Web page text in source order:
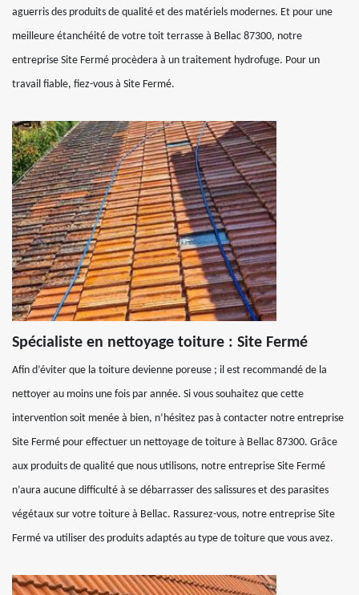
aguerris des produits de qualité et des matériels modernes. Et pour une
meilleure étanchéité de votre toit terrasse à Bellac 87300, notre
entreprise Site Fermé procèdera à un traitement hydrofuge. Pour un
travail fiable, fiez-vous à Site Fermé.
Spécialiste en nettoyage toiture : Site Fermé
Afin d’éviter que la toiture devienne poreuse ; il est recommandé de la
nettoyer au moins une fois par année. Si vous souhaitez que cette
intervention soit menée à bien, n’hésitez pas à contacter notre entreprise
Site Fermé pour effectuer un nettoyage de toiture à Bellac 87300. Grâce
aux produits de qualité que nous utilisons, notre entreprise Site Fermé
n’aura aucune difficulté à se débarrasser des salissures et des parasites
végétaux sur votre toiture à Bellac. Rassurez-vous, notre entreprise Site
Fermé va utiliser des produits adaptés au type de toiture que vous avez.